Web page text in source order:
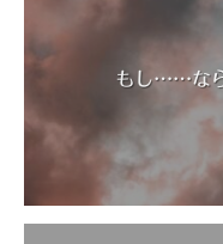
もし……な